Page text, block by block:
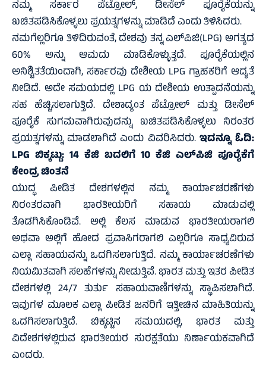
ನಮ್ಮ ಸರ್ಕಾರ ಪೆಟ್ರೋಲ್, ಡೀಸೆಲ್ ಪೂರೈಕೆಯನ್ನು
ಖಚಿತಪಡಿಸಿಕೊಳ್ಳಲು ಪ್ರಯತ್ನಗಳನ್ನು ಮಾಡಿದೆ ಎಂದು ತಿಳಿಸಿದರು.
ನಮಗೆಲ್ಲರಿಗೂ ತಿಳಿದಿರುವಂತೆ, ದೇಶವು ತನ್ನ ಎಲ್‌ಪಿಜಿ(LPG) ಅಗತ್ಯದ
60% ಅನ್ನು ಆಮದು ಮಾಡಿಕೊಳ್ಳುತ್ತದೆ. ಪೂರೈಕೆಯಲ್ಲಿನ
ಅನಿಶ್ಚಿತತೆಯಿಂದಾಗಿ, ಸರ್ಕಾರವು ದೇಶೀಯ LPG ಗ್ರಾಹಕರಿಗೆ ಆದ್ಯತೆ
ನೀಡಿದೆ. ಅದೇ ಸಮಯದಲ್ಲಿ LPG ಯ ದೇಶೀಯ ಉತ್ಪಾದನೆಯನ್ನು
ಸಹ ಹೆಚ್ಚಿಸಲಾಗುತ್ತಿದೆ. ದೇಶಾದ್ಯಂತ ಪೆಟ್ರೋಲ್ ಮತ್ತು ಡೀಸೆಲ್
ಪೂರೈಕೆ ಸುಗಮವಾಗಿರುವುದನ್ನು ಖಚಿತಪಡಿಸಿಕೊಳ್ಳಲು ನಿರಂತರ
ಪ್ರಯತ್ನಗಳನ್ನು ಮಾಡಲಾಗಿದೆ ಎಂದು ವಿವರಿಸಿದರು. ಇದನ್ನೂ ಓದಿ:
LPG ಬಿಕ್ಕಟ್ಟು: 14 ಕೆಜಿ ಬದಲಿಗೆ 10 ಕೆಜಿ ಎಲ್‌ಪಿಜಿ ಪೂರೈಕೆಗೆ
ಕೇಂದ್ರ ಚಿಂತನೆ
ಯುದ್ಧ ಪೀಡಿತ ದೇಶಗಳಲ್ಲಿನ ನಮ್ಮ ಕಾರ್ಯಾಚರಣೆಗಳು
ನಿರಂತರವಾಗಿ ಭಾರತೀಯರಿಗೆ ಸಹಾಯ ಮಾಡುವಲ್ಲಿ
ತೊಡಗಿಸಿಕೊಂಡಿವೆ. ಅಲ್ಲಿ ಕೆಲಸ ಮಾಡುವ ಭಾರತೀಯರಾಗಲಿ
ಅಥವಾ ಅಲ್ಲಿಗೆ ಹೋದ ಪ್ರವಾಸಿಗರಾಗಲಿ ಎಲ್ಲರಿಗೂ ಸಾಧ್ಯವಿರುವ
ಎಲ್ಲಾ ಸಹಾಯವನ್ನು ಒದಗಿಸಲಾಗುತ್ತಿದೆ. ನಮ್ಮ ಕಾರ್ಯಾಚರಣೆಗಳು
ನಿಯಮಿತವಾಗಿ ಸಲಹೆಗಳನ್ನು ನೀಡುತ್ತಿವೆ. ಭಾರತ ಮತ್ತು ಇತರ ಪೀಡಿತ
ದೇಶಗಳಲ್ಲಿ 24/7 ತುರ್ತು ಸಹಾಯವಾಣಿಗಳನ್ನು ಸ್ಥಾಪಿಸಲಾಗಿದೆ.
ಇವುಗಳ ಮೂಲಕ ಎಲ್ಲಾ ಪೀಡಿತ ಜನರಿಗೆ ಇತ್ತೀಚಿನ ಮಾಹಿತಿಯನ್ನು
ಒದಗಿಸಲಾಗುತ್ತಿದೆ. ಬಿಕ್ಕಟ್ಟಿನ ಸಮಯದಲ್ಲಿ, ಭಾರತ ಮತ್ತು
ವಿದೇಶಗಳಲ್ಲಿರುವ ಭಾರತೀಯರ ಸುರಕ್ಷತೆಯು ನಿರ್ಣಾಯಕವಾಗಿದೆ
ಎಂದರು.